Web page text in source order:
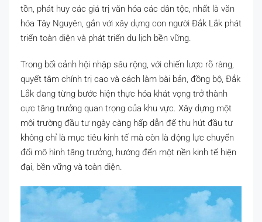
tồn, phát huy các giá trị văn hóa các dân tộc, nhất là văn
hóa Tây Nguyên, gắn với xây dựng con người Đắk Lắk phát
triển toàn diện và phát triển du lịch bền vững.
Trong bối cảnh hội nhập sâu rộng, với chiến lược rõ ràng,
quyết tâm chính trị cao và cách làm bài bản, đồng bộ, Đắk
Lắk đang từng bước hiện thực hóa khát vọng trở thành
cực tăng trưởng quan trọng của khu vực. Xây dựng một
môi trường đầu tư ngày càng hấp dẫn để thu hút đầu tư
không chỉ là mục tiêu kinh tế mà còn là động lực chuyển
đổi mô hình tăng trưởng, hướng đến một nền kinh tế hiện
đại, bền vững và toàn diện.